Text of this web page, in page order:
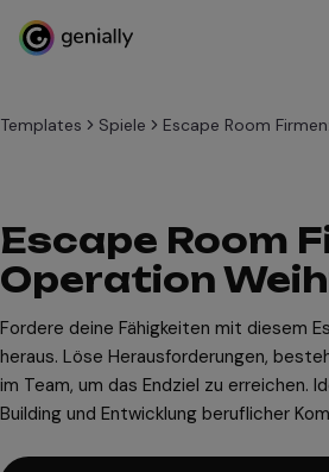
Templates Spiele Escape Room
Escape Room
Operation
Fordere deine Fähigkeiten mit diesem
heraus. Löse Herausforderungen,
im Team, um das Endziel zu erreichen.
Building und Entwicklung beruflicher